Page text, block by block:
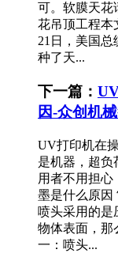
可。软膜天花
花吊顶工程本
21日，美国
种了天...
下一篇：
因-众创机
UV打印机在
是机器，超负
用者不用担
墨是什么原因
喷头采用的是
物体表面，那
一：喷头...